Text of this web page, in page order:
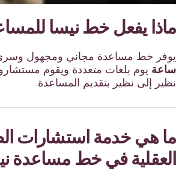
ماذا يفعل خط نيسا
يوفر خط مساعدة مجاني ومجهول
ساعة يوم بلغات متعددة ويقوم
نظير إلى نظير بتقديم المساعدة.
ما هي خدمة استشارات
العقلية في خط مساعدة